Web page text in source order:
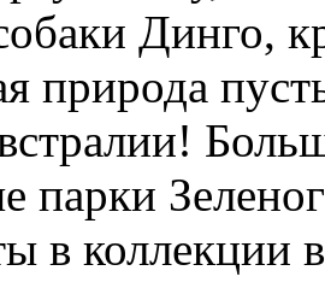
Динго,
природа
парки
в коллекции